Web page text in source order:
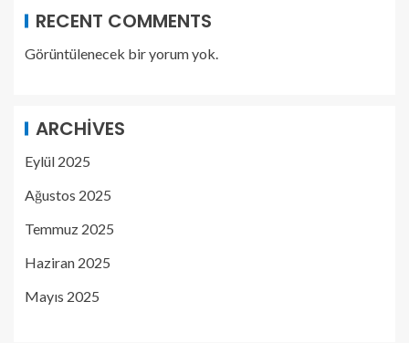
RECENT COMMENTS
Görüntülenecek bir yorum yok.
ARCHIVES
Eylül 2025
Ağustos 2025
Temmuz 2025
Haziran 2025
Mayıs 2025